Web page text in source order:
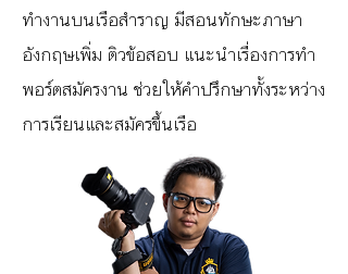
ทำงานบนเรือสำราญ มีสอนทักษะภาษา
อังกฤษเพิ่ม ติวข้อสอบ แนะนำเรื่องการทำ
พอร์ตสมัครงาน ช่วยให้คำปรึกษาทั้งระหว่าง
การเรียนและสมัครขึ้นเรือ